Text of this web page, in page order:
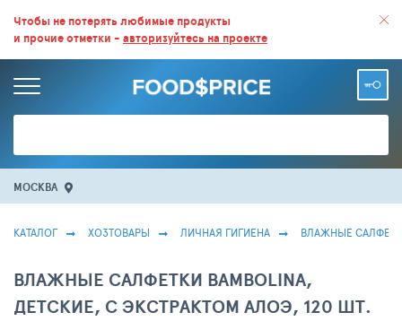
ВСЕ СКИДКИ И ВЫГОДНЫЕ ЦЕНЫ НА ПРОДУКТЫ В МАГАЗИНАХ.
БОЛЬШЕ 100 000 ТОВАРОВ. ЕЖЕДНЕВНОЕ ОБНОВЛЕНИЕ ЦЕН.
Чтобы не потерять любимые продукты
и прочие отметки - авторизуйтесь на проекте
МОСКВА
КАТАЛОГ ХОЗТОВАРЫ ЛИЧНАЯ ГИГИЕНА ВЛАЖНЫЕ
ВЛАЖНЫЕ САЛФЕТКИ BAMBOLINA,
ДЕТСКИЕ, С ЭКСТРАКТОМ АЛОЭ, 120 ШТ.